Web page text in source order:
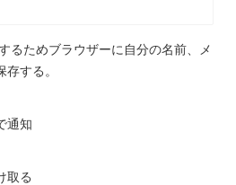
るためブラウザーに自分の名前、メ
する。
通知
取る